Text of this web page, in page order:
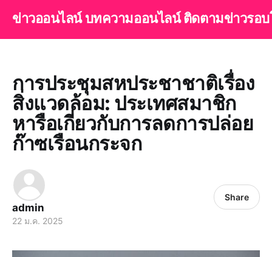
ข่าวออนไลน์ บทความออนไลน์ ติดตามข่าวรอบ
การประชุมสหประชาชาติเรื่อง
สิ่งแวดล้อม: ประเทศสมาชิก
หารือเกี่ยวกับการลดการปล่อย
ก๊าซเรือนกระจก
admin
22 ม.ค. 2025
Share